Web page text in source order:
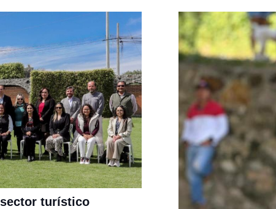
turístico